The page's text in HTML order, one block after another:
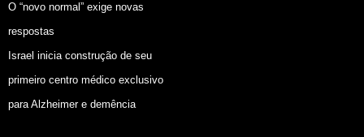
O “novo normal” exige novas
respostas
Israel inicia construção de seu
primeiro centro médico exclusivo
para Alzheimer e demência